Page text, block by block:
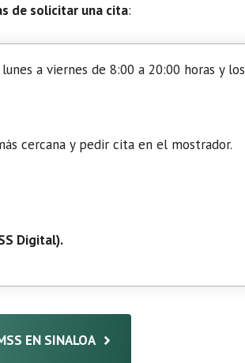
de solicitar una cita:
a viernes de 8:00 a 20:00 horas y los
cercana y pedir cita en el mostrador.
Digital).
EN SINALOA